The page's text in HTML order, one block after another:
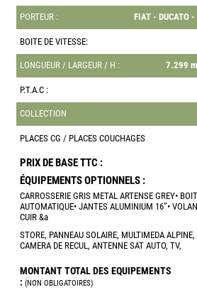
PORTEUR : FIAT - DUCATO
BOITE DE VITESSE:
LONGUEUR / LARGEUR / H : 7.299
P.T.A.C :
COLLECTION
PLACES CG / PLACES COUCHAGES
PRIX DE BASE TTC :
ÉQUIPEMENTS OPTIONNELS :
CARROSSERIE GRIS METAL ARTENSE GREY•
AUTOMATIQUE• JANTES ALUMINIUM 16’’•
CUIR &a
STORE, PANNEAU SOLAIRE, MULTIMEDA ALPINE,
CAMERA DE RECUL, ANTENNE SAT AUTO, TV,
MONTANT TOTAL DES EQUIPEMENTS
:(NON OBLIGATOIRES)